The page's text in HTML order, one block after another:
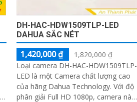
DH-HAC-HDW1509TLP-LED
DAHUA SẮC NÉT
1,420,000 ₫
1,820,000 ₫
Loại camera DH-HAC-HDW1509TLP-
LED là một Camera chất lượng cao
của hãng Dahua Technology. Với độ
phân giải Full HD 1080p, camera này